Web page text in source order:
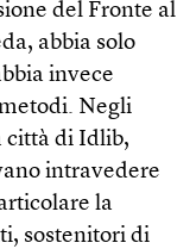
del Fronte al
abbia solo
invece
Negli
città di Idlib,
intravedere
la
sostenitori di